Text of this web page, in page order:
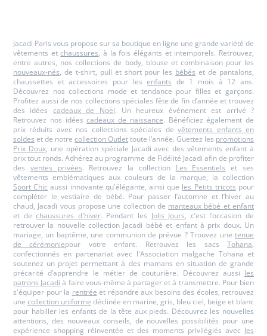
Jacadi Paris vous propose sur sa boutique en ligne une grande variété de
vêtements etchaussures, à la fois élégants et intemporels. Retrouvez,
entre autres, nos collections de body, blouse et combinaison pour les
nouveaux-nés, de t-shirt, pull et short pour les bébés et de pantalons,
chaussettes et accessoires pour lesenfants de 1 mois à 12 ans.
Découvrez nos collections mode et tendance pour filles et garçons.
Profitez aussi de nos collections spéciales fête de fin d’année et trouvez
des idées cadeaux de Noël. Un heureux événement est arrivé ?
Retrouvez nos idéescadeaux de naissance. Bénéficiez également de
prix réduits avec nos collections spéciales devêtements enfants en
soldes et de notre collection Outlettoute l’année. Guettez les promotions
Prix Doux, une opération spéciale Jacadi avec des vêtements enfant à
prix tout ronds. Adhérez au programme de Fidélité Jacadi afin de profiter
des ventes privées. Retrouvez la collection Les Essentiels et ses
vêtements emblématiques aux couleurs de la marque, la collection
Sport Chic aussi innovante qu'élégante, ainsi que les Petits tricots pour
compléter le vestiaire de bébé. Pour passer l’automne et l’hiver au
chaud, Jacadi vous propose une collection de manteaux bébé et enfant
et dechaussures d'hiver. Pendant les Jolis Jours, c’est l’occasion de
retrouver la nouvelle collection Jacadi bébé et enfant à prix doux. Un
mariage, un baptême, une communion de prévue ? Trouvez une tenue
de cérémoniepour votre enfant. Retrouvez les sacsTohana,
confectionnés en partenariat avec l'Association malgache Tohana et
soutenez un projet permettant à des mamans en situation de grande
précarité d’apprendre le métier de couturière. Découvrez aussi les
patrons Jacadi à faire vous-même à partager et à transmettre. Pour bien
s'équiper pour la rentrée et répondre aux besoins des écoles, retrouvez
une collection uniforme déclinée en marine, gris, bleu ciel, beige et blanc
pour habiller les enfants de la tête aux pieds. Découvrez les nouvelles
attentions, des nouveaux conseils, de nouvelles possibilités pour une
expérience shopping réinventée et des moments privilégiés avec les